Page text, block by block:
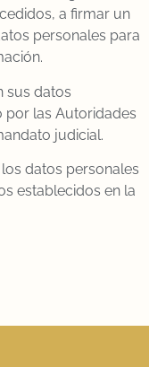
a firmar un
personales para
sus datos
por las Autoridades
judicial.
datos personales
establecidos en la